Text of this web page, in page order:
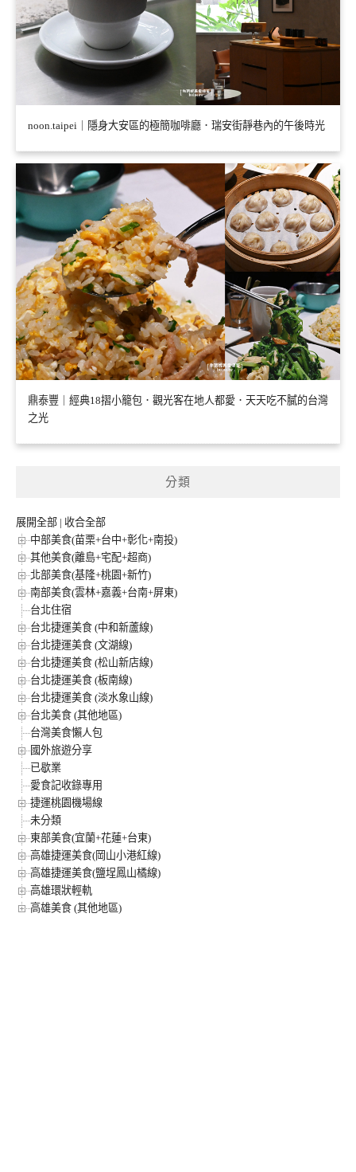
noon.taipei｜隱身大安區的極簡咖啡廳．瑞安街靜巷內的午後時光
鼎泰豐｜經典18摺小籠包．觀光客在地人都愛．天天吃不膩的台灣
之光
分類
展開全部 | 收合全部
中部美食(苗栗+台中+彰化+南投)
其他美食(離島+宅配+超商)
北部美食(基隆+桃園+新竹)
南部美食(雲林+嘉義+台南+屏東)
台北住宿
台北捷運美食 (中和新蘆線)
台北捷運美食 (文湖線)
台北捷運美食 (松山新店線)
台北捷運美食 (板南線)
台北捷運美食 (淡水象山線)
台北美食 (其他地區)
台灣美食懶人包
國外旅遊分享
已歇業
愛食記收錄專用
捷運桃園機場線
未分類
東部美食(宜蘭+花蓮+台東)
高雄捷運美食(岡山小港紅線)
高雄捷運美食(鹽埕鳳山橘線)
高雄環狀輕軌
高雄美食 (其他地區)